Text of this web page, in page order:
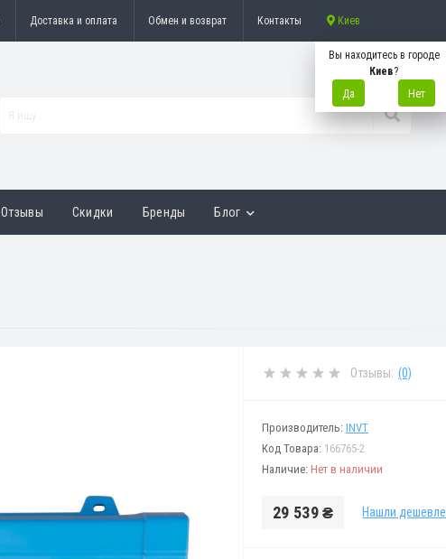
Доставка и оплата Обмен и возврат Контакты Киев
Вы находитесь в городе
Киев?
Да
Нет
Отзывы Скидки Бренды Блог
Отзывы: (0)
Производитель: INVT
Код Товара: 166765-2
Наличие: Нет в наличии
29 539 ₴ Нашли